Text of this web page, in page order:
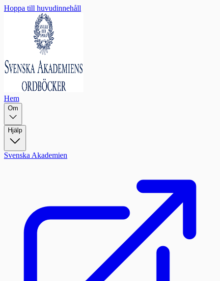
Hoppa till huvudinnehåll
Hem
Om
Hjälp
Svenska Akademien